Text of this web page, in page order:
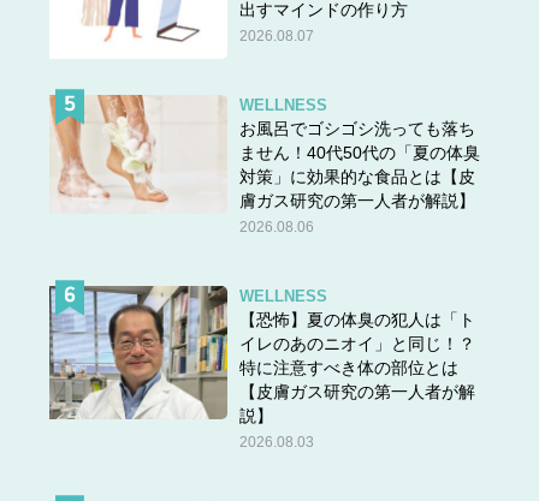
出すマインドの作り方
2026.08.07
WELLNESS
お風呂でゴシゴシ洗っても落ち
ません！40代50代の「夏の体臭
対策」に効果的な食品とは【皮
膚ガス研究の第一人者が解説】
2026.08.06
WELLNESS
【恐怖】夏の体臭の犯人は「ト
イレのあのニオイ」と同じ！？
特に注意すべき体の部位とは
【皮膚ガス研究の第一人者が解
説】
2026.08.03